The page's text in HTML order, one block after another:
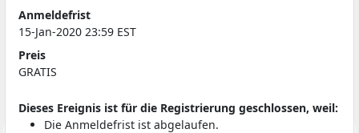
Anmeldefrist
15-Jan-2020 23:59 EST
Preis
GRATIS
Dieses Ereignis ist für die Registrierung geschlossen, weil:
Die Anmeldefrist ist abgelaufen.